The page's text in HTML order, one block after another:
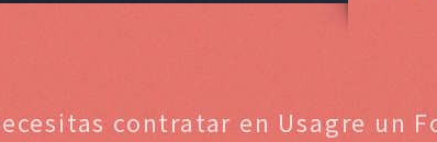
contratar en Usagre un